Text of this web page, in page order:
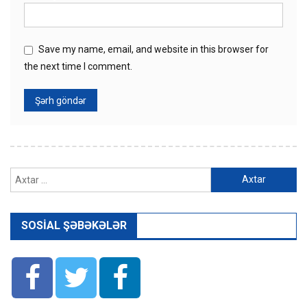
Save my name, email, and website in this browser for
the next time I comment.
SOSIAL ŞƏBƏKƏLƏR